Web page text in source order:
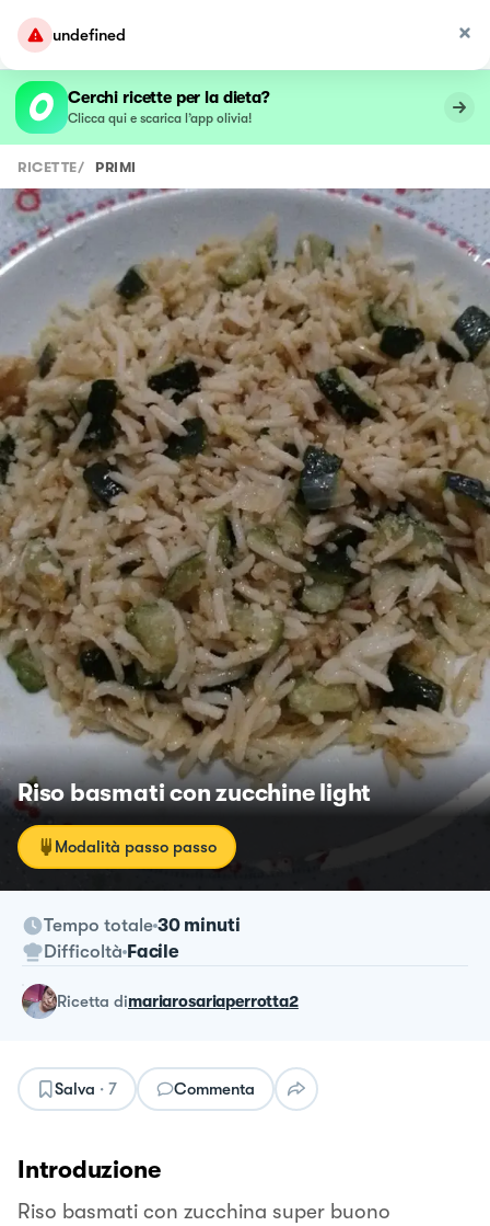
undefined
Cerchi ricette per la dieta?
Clicca qui e scarica l’app olivia!
RICETTE/ PRIMI
Riso basmati con zucchine light
Modalità passo passo
Tempo totale 30 minuti
Difficoltà Facile
ricetta dimariarosariaperrotta2
Salva · 7 Commenta
Introduzione
Riso basmati con zucchina super buono